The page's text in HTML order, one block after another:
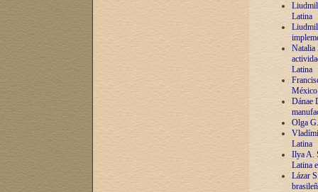
Latina
Natalia
Latina
México
Dánae
Olga
Latina
Ilya A.
Latina
Lázar